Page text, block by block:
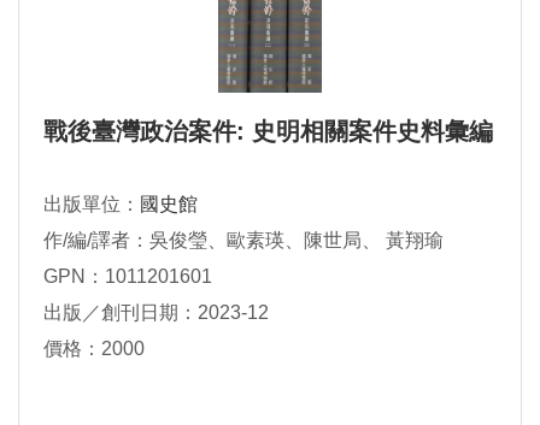
戰後臺灣政治案件: 史明相關案件史料彙編
出版單位： 國史館
作/編/譯者：吳俊瑩、歐素瑛、陳世局、 黃翔瑜
GPN：1011201601
出版／創刊日期：2023-12
價格：2000